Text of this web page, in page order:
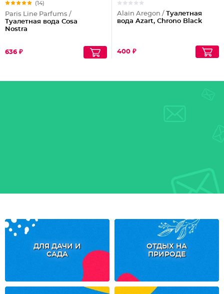
(14)
Paris Line Parfums /
Туалетная вода Cosa
Nostra
636 ₽
Alain Aregon / Туалетная
вода Azart, Chrono Black
400 ₽
ДЛЯ ДАЧИ И
САДА
ОТДЫХ НА
ПРИРОДЕ